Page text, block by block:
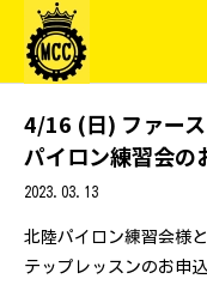
4/16 (日) ファー
パイロン練習会の
2023.03.13
北陸パイロン練習会様
テップレッスンのお申